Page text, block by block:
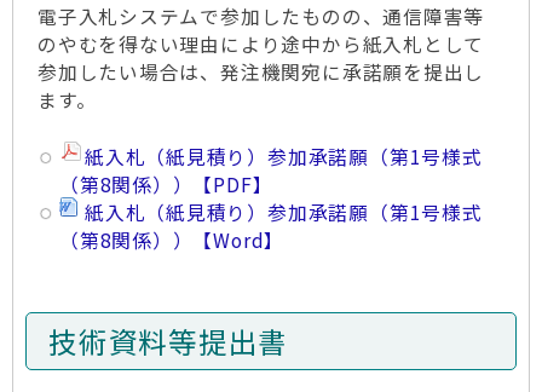
電子入札システムで参加したものの、通信障害等
のやむを得ない理由により途中から紙入札として
参加したい場合は、発注機関宛に承諾願を提出し
ます。
紙入札（紙見積り）参加承諾願（第1号様式
（第8関係））【PDF】
紙入札（紙見積り）参加承諾願（第1号様式
（第8関係））【Word】
技術資料等提出書